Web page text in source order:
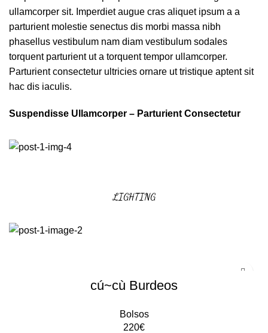
ullamcorper sit. Imperdiet augue cras aliquet ipsum a a
parturient molestie senectus dis morbi massa nibh
phasellus vestibulum nam diam vestibulum sodales
torquent parturient ut a torquent tempor ullamcorper.
Parturient consectetur ultricies ornare ut tristique aptent sit
hac dis iaculis.
Suspendisse Ullamcorper – Parturient Consectetur
LIGHTING
cú~cù Burdeos
Bolsos
220€